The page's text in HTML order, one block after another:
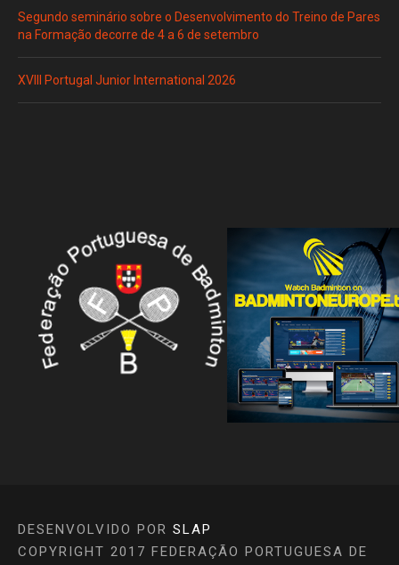
Segundo seminário sobre o Desenvolvimento do Treino de Pares
na Formação decorre de 4 a 6 de setembro
XVIII Portugal Junior International 2026
DESENVOLVIDO POR SLAP
COPYRIGHT 2017 FEDERAÇÃO PORTUGUESA DE